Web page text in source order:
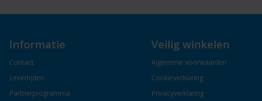
Informatie
Contact
Levertijden
Partnerprogramma
Veilig winkelen
Algemene voorwaarden
Cookieverklaring
Privacyverklaring